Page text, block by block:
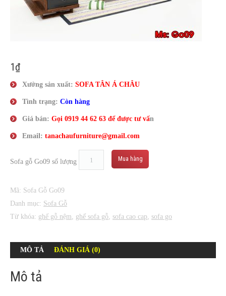
1₫
Xưởng sản xuất: SOFA TÂN Á CHÂU
Tình trạng: Còn hàng
Giá bán: Gọi 0919 44 62 63 để được tư vấn
Email: tanachaufurniture@gmail.com
Sofa gỗ Go09 số lượng Mua hàng
Mã: Sofa Gỗ Go09
Danh mục: Sofa Gỗ
Từ khóa: ghế gỗ nệm, ghế sofa gỗ, sofa cao cap, sofa go
MÔ TẢ ĐÁNH GIÁ (0)
Mô tả